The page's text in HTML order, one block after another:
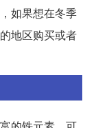
如果想在冬季
地区购买或者